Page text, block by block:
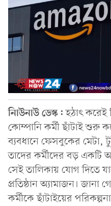
নিাউনাউ ডেস্ক:হঠাৎ করেই
কোম্পানি কর্মী ছাঁটাই শুরু
ব্যবধানে ফেসবুকের
তাদের কর্মীদের বড় একটি
সেই তালিকায় যোগ দিতে
প্রতিষ্ঠান অ্যামাজন। জানা
কর্মীকে ছাঁটাইয়ের